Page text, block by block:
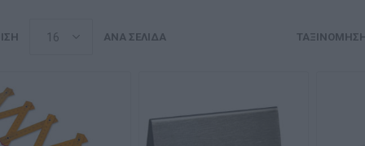
ΑΝΆ ΣΕΛΊΔΑ